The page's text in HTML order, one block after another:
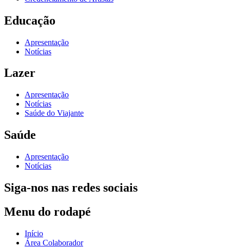
Educação
Apresentação
Notícias
Lazer
Apresentação
Notícias
Saúde do Viajante
Saúde
Apresentação
Notícias
Siga-nos nas redes sociais
Menu do rodapé
Início
Área Colaborador